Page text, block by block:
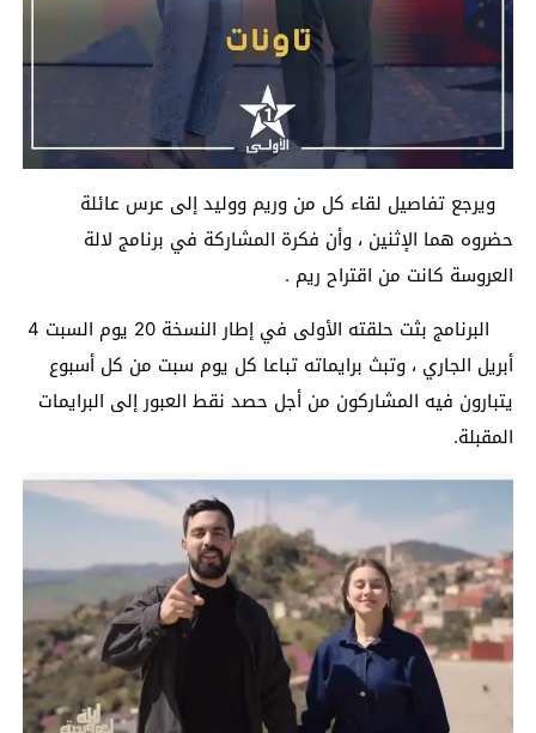
ويرجع تفاصيل لقاء كل من وريم ووليد إلى عرس عائلة
حضروه هما الإثنين ، وأن فكرة المشاركة في برنامج لالة
العروسة كانت من اقتراح ريم .
البرنامج بثت حلقته الأولى في إطار النسخة 20 يوم السبت 4
أبريل الجاري ، وتبث برايماته تباعا كل يوم سبت من كل أسبوع
يتبارون فيه المشاركون من أجل حصد نقط العبور إلى البرايمات
المقبلة.